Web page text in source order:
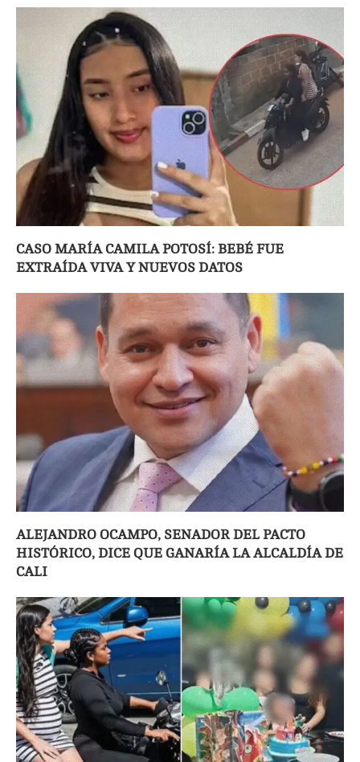
CASO MARÍA CAMILA POTOSÍ: BEBÉ FUE
EXTRAÍDA VIVA Y NUEVOS DATOS
ALEJANDRO OCAMPO, SENADOR DEL PACTO
HISTÓRICO, DICE QUE GANARÍA LA ALCALDÍA DE
CALI